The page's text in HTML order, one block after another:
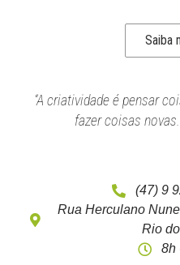
Saiba
“A criatividade é pensar
fazer coisas
(47) 9
Rua Herculano
Rio
8h